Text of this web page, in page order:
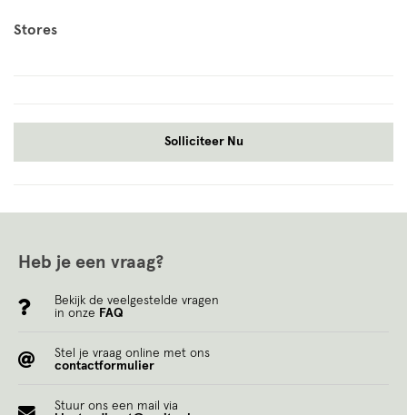
Stores
Solliciteer Nu
Heb je een vraag?
Bekijk de veelgestelde vragen
in onze FAQ
Stel je vraag online met ons
contactformulier
Stuur ons een mail via